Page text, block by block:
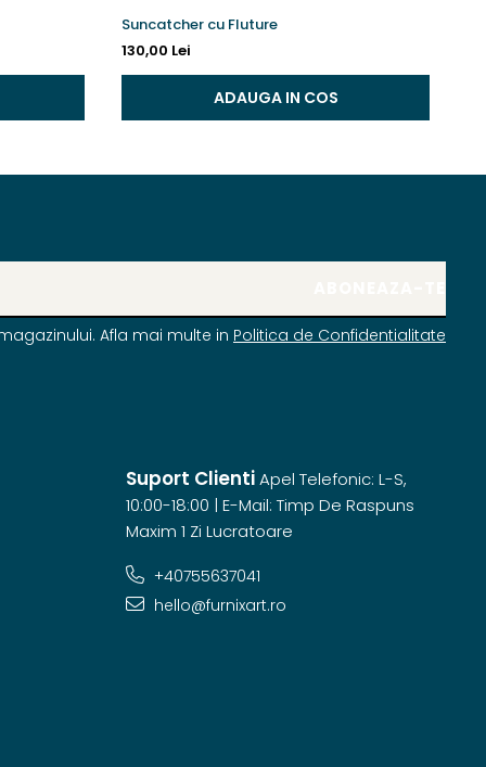
Suncatcher cu Fluture
130,00 Lei
ADAUGA IN COS
Afla mai multe in Politica de Confidentialitate
Suport ClientiApel Telefonic: L-S,
10:00-18:00 | E-Mail: Timp De Raspuns
Maxim 1 Zi Lucratoare
+40755637041
hello@furnixart.ro